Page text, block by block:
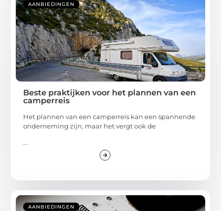
AANBIEDINGEN
Beste praktijken voor het plannen van een
camperreis
Het plannen van een camperreis kan een spannende
onderneming zijn, maar het vergt ook de
...
AANBIEDINGEN